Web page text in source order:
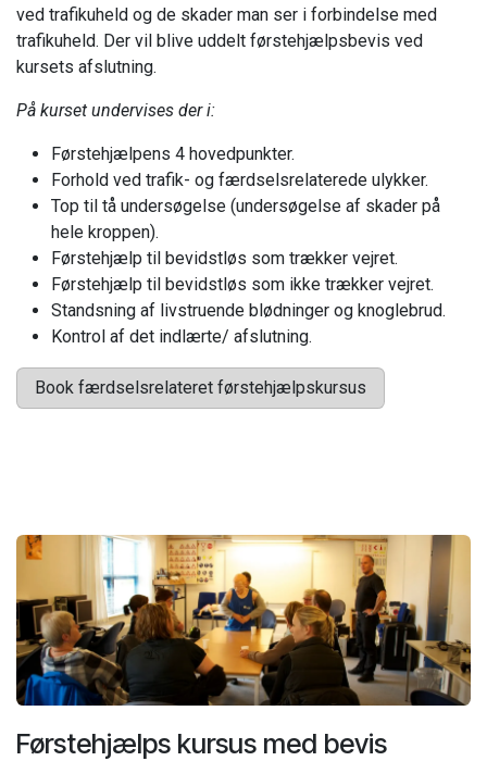
ved trafikuheld og de skader man ser i forbindelse med
trafikuheld. Der vil blive uddelt førstehjælpsbevis ved
kursets afslutning.
På kurset undervises der i:
Førstehjælpens 4 hovedpunkter.
Forhold ved trafik- og færdselsrelaterede ulykker.
Top til tå undersøgelse (undersøgelse af skader på
hele kroppen).
Førstehjælp til bevidstløs som trækker vejret.
Førstehjælp til bevidstløs som ikke trækker vejret.
Standsning af livstruende blødninger og knoglebrud.
Kontrol af det indlærte/ afslutning.
Book færdselsrelateret førstehjælpskursus
Førstehjælps kursus med bevis